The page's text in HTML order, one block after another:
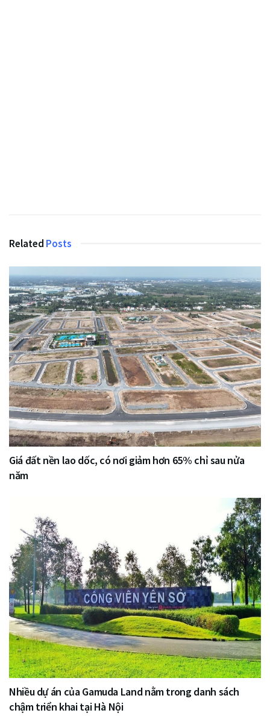
Related Posts
Giá đất nền lao dốc, có nơi giảm hơn 65% chỉ sau nửa
năm
Nhiều dự án của Gamuda Land nằm trong danh sách
chậm triển khai tại Hà Nội